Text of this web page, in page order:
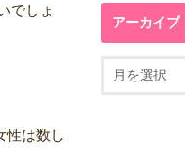
でしょ
性は数し
アーカイブ